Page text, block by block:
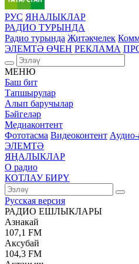
РУС ЯҢАЛЫКЛАР
РАДИО ТУРЫНДА
Радио турында Җитәкчелек
ЭЛЕМТӘ ӨЧЕН РЕКЛАМА
МЕНЮ
Баш бит
Тапшырулар
Алып баручылар
Бәйгеләр
Медиаконтент
Фототасма Видеоконтент Аудио-
ЭЛЕМТӘ
ЯҢАЛЫКЛАР
О радио
КОТЛАУ БИРҮ
Русская версия
РАДИО ЕШЛЫКЛАРЫ
Азнакай
107,1 FM
Аксубай
104,3 FM